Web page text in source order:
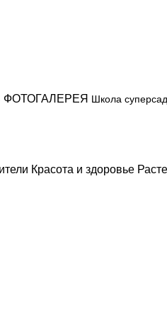
ФОТОГАЛЕРЕЯ Школа
Красота и здоровье